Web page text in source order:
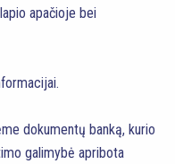
apačioje bei
dokumentų banką, kurio
galimybė apribota